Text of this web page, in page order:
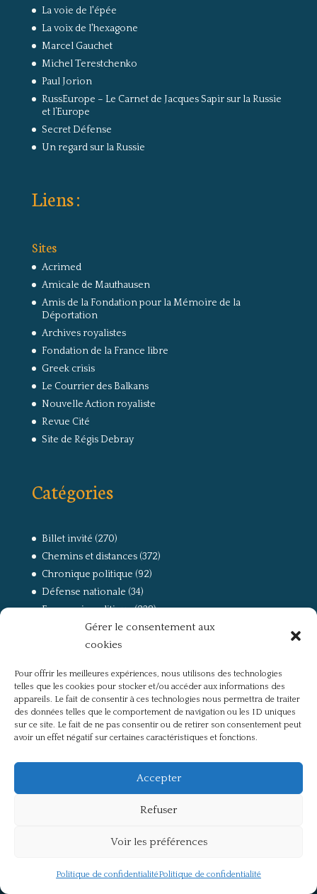
Gérer le consentement aux
cookies
Pour offrir les meilleures expériences, nous utilisons des technologies
telles que les cookies pour stocker et/ou accéder aux informations des
appareils. Le fait de consentir à ces technologies nous permettra de traiter
des données telles que le comportement de navigation ou les ID uniques
sur ce site. Le fait de ne pas consentir ou de retirer son consentement peut
avoir un effet négatif sur certaines caractéristiques et fonctions.
Accepter
Refuser
Voir les préférences
Politique de confidentialitéPolitique de confidentialité
La voie de l'épée
La voix de l'hexagone
Marcel Gauchet
Michel Terestchenko
Paul Jorion
RussEurope – Le Carnet de Jacques Sapir sur la Russie
et l’Europe
Secret Défense
Un regard sur la Russie
Liens :
Sites
Acrimed
Amicale de Mauthausen
Amis de la Fondation pour la Mémoire de la
Déportation
Archives royalistes
Fondation de la France libre
Greek crisis
Le Courrier des Balkans
Nouvelle Action royaliste
Revue Cité
Site de Régis Debray
Catégories
Billet invité (270)
Chemins et distances(372)
Chronique politique (92)
Défense nationale (34)
Economie politique(238)
(168)
La guerre, la Résistance et la Déportation
Non classé(42)
Partis politiques, intelligentsia, médias(750)
Présentation(4)
Références(57)